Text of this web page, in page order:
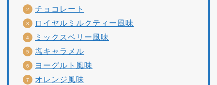
チョコレート
ロイヤルミルクティー風味
ミックスベリー風味
塩キャラメル
ヨーグルト風味
オレンジ風味